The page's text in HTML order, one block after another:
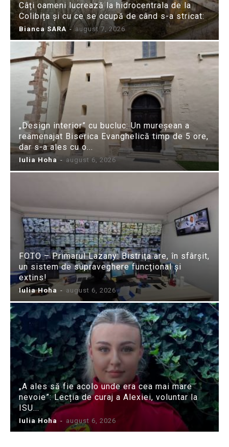
Câți oameni lucrează la hidrocentrala de la
Colibița și cu ce se ocupă de când s-a stricat:
Bianca SARA - august 7, 2026
„Design interior” cu bucluc: Un mureșean a
reamenajat Biserica Evanghelică timp de 5 ore,
dar s-a ales cu o...
Iulia Hoha - august 6, 2026
FOTO – Primarul Lazany: Bistrița are, în sfârșit,
un sistem de supraveghere funcțional și
extins!
Iulia Hoha - august 6, 2026
„A ales să fie acolo unde era cea mai mare
nevoie”: Lecția de curaj a Alexiei, voluntar la
ISU...
Iulia Hoha - august 6, 2026